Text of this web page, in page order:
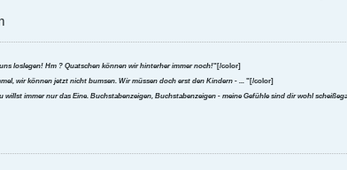
loslegen! Hm ? Quatschen können wir hinterher immer noch!"[/color]
wir können jetzt nicht bumsen. Wir müssen doch erst den Kindern - ... "[/color]
willst immer nur das Eine. Buchstabenzeigen, Buchstabenzeigen - meine Gefühle sind dir wohl